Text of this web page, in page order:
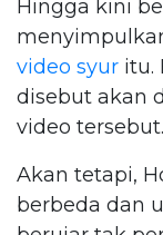
Hingga kini
video syur itu.
disebut akan
video tersebut.
Akan tetapi,
berbeda dan